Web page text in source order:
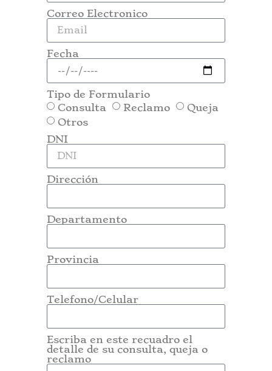
Correo Electronico
Fecha
Tipo de Formulario
Consulta
Reclamo
Queja
Otros
DNI
Dirección
Departamento
Provincia
Telefono/Celular
Escriba en este recuadro el
detalle de su consulta, queja o
reclamo